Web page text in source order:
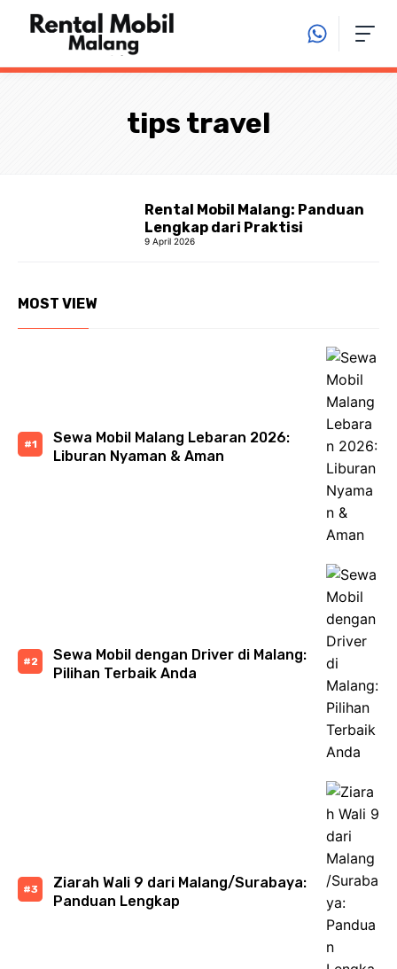
Langsung
tips travel
Rental Mobil Malang: Panduan
Lengkap dari Praktisi
9 April 2026
MOST VIEW
Sewa Mobil Malang Lebaran 2026:
Liburan Nyaman & Aman
Sewa Mobil dengan Driver di Malang:
Pilihan Terbaik Anda
Ziarah Wali 9 dari Malang/Surabaya:
Panduan Lengkap